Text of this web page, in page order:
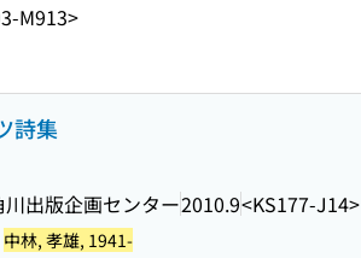
M913>
詩集
出版企画センター2010.9<KS177-J14>
中林, 孝雄, 1941-